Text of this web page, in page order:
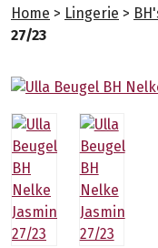
Home > Lingerie >
27/23